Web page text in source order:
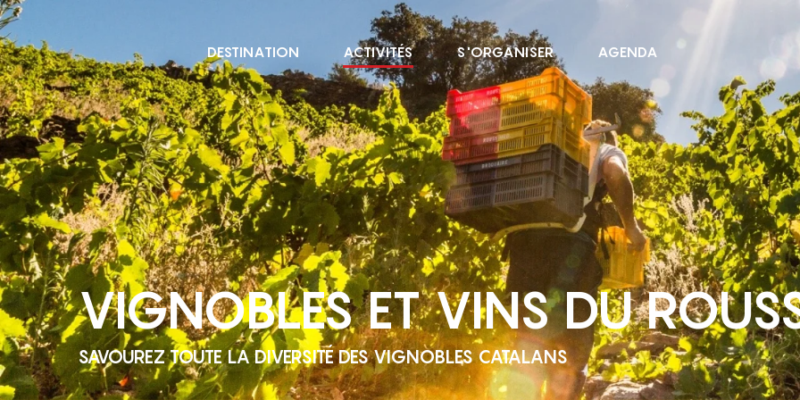
Aller
au
contenu
principal
DESTINATION ACTIVITÉS S'ORGANISER AGENDA
VIGNOBLES ET VINS DU
SAVOUREZ TOUTE LA DIVERSITÉ DES VIGNOBLES CATALANS